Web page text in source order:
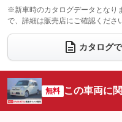
：装備なし
ウォークスルー
：装備なし
電動リアゲート
：装備なし
サイドカメラ
：装備なし
：装備なし
※新車時のカタログデータとなり
で、詳細は販売店にご確認くださ
カタログ
無料 この車両に